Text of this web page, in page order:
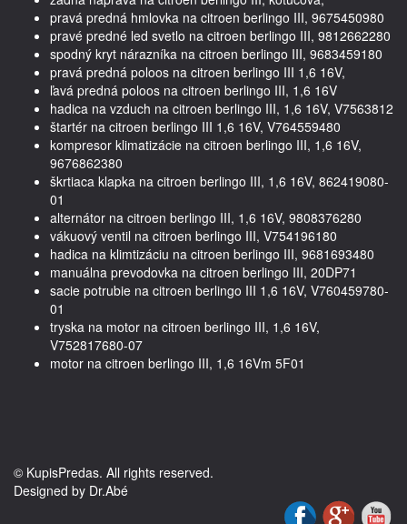
pravá predná hmlovka na citroen berlingo III, 9675450980
pravé predné led svetlo na citroen berlingo III, 9812662280
spodný kryt nárazníka na citroen berlingo III, 9683459180
pravá predná poloos na citroen berlingo III 1,6 16V,
ľavá predná poloos na citroen berlingo III, 1,6 16V
hadica na vzduch na citroen berlingo III, 1,6 16V, V7563812
štartér na citroen berlingo III 1,6 16V, V764559480
kompresor klimatizácie na citroen berlingo III, 1,6 16V,
9676862380
škrtiaca klapka na citroen berlingo III, 1,6 16V, 862419080-
01
alternátor na citroen berlingo III, 1,6 16V, 9808376280
vákuový ventil na citroen berlingo III, V754196180
hadica na klimtizáciu na citroen berlingo III, 9681693480
manuálna prevodovka na citroen berlingo III, 20DP71
sacie potrubie na citroen berlingo III 1,6 16V, V760459780-
01
tryska na motor na citroen berlingo III, 1,6 16V,
V752817680-07
motor na citroen berlingo III, 1,6 16Vm 5F01
© KupisPredas. All rights reserved.
Designed by Dr.Abé